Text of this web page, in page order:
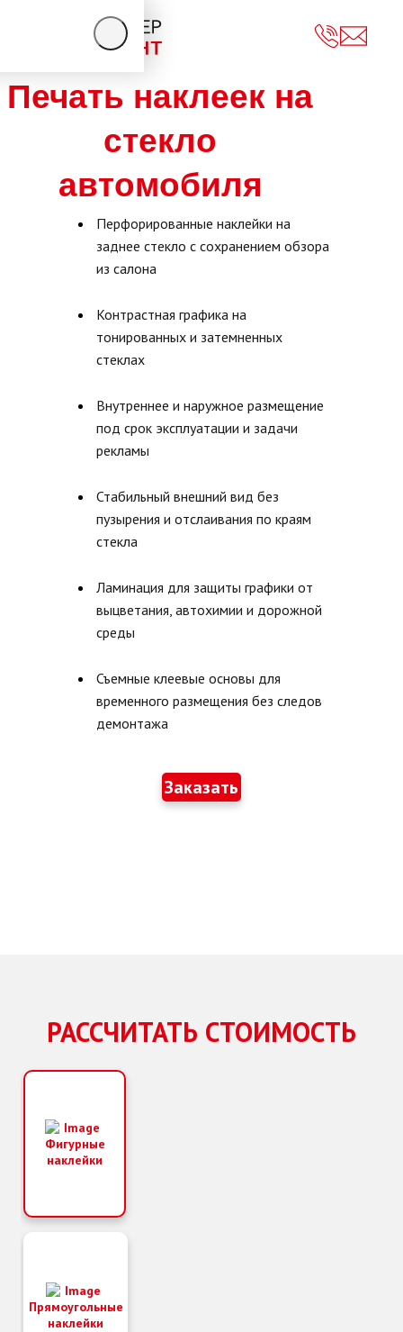
Skip to main content
Печать наклеек на
стекло
автомобиля
Перфорированные наклейки на
заднее стекло с сохранением обзора
из салона
Контрастная графика на
тонированных и затемненных
стеклах
Внутреннее и наружное размещение
под срок эксплуатации и задачи
рекламы
Стабильный внешний вид без
пузырения и отслаивания по краям
стекла
Ламинация для защиты графики от
выцветания, автохимии и дорожной
среды
Съемные клеевые основы для
временного размещения без следов
демонтажа
Заказать
РАССЧИТАТЬ СТОИМОСТЬ
Фигурные
наклейки
Прямоугольные
наклейки